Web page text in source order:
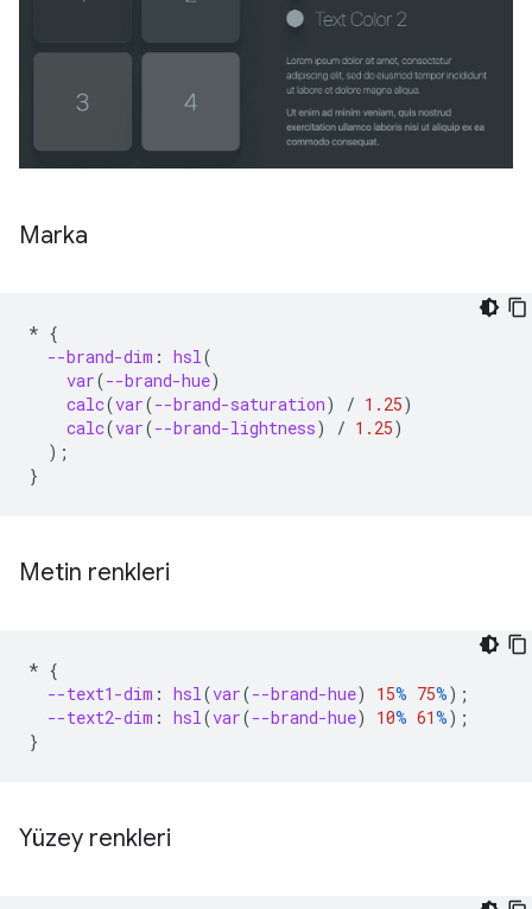
Marka
* {
--brand-dim : hsl (
var(--brand-hue)
calc(var(--brand-saturation) / 1.25)
calc(var(--brand-lightness) / 1.25)
);
}
Metin renkleri
* {
--text1-dim : hsl (var(--brand-hue) 15% 75%);
--text2-dim : hsl (var(--brand-hue) 10% 61%);
}
Yüzey renkleri